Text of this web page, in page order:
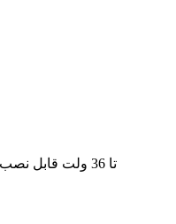
12 تا 36 ولت قابل نصب روی خودرو ،موتور ،کامیون